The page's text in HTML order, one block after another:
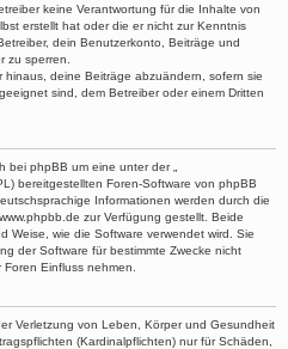
keine Verantwortung für die Inhalte von
erstellt hat oder die er nicht zur Kenntnis
dein Benutzerkonto, Beiträge und
zu sperren.
deine Beiträge abzuändern, sofern sie
sind, dem Betreiber oder einem Dritten
bei phpBB um eine unter der „
bereitgestellten Foren-Software von phpBB
Informationen werden durch die
zur Verfügung gestellt. Beide
Weise, wie die Software verwendet wird. Sie
der Software für bestimmte Zwecke nicht
Einfluss nehmen.
Verletzung von Leben, Körper und Gesundheit
(Kardinalpflichten) nur für Schäden,